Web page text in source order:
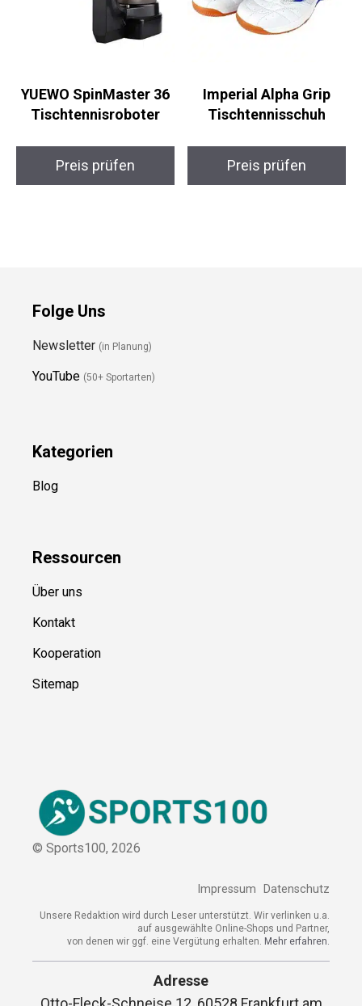
YUEWO SpinMaster 36
Tischtennisroboter
Preis prüfen
Imperial Alpha Grip
Tischtennisschuh
Preis prüfen
Folge Uns
Newsletter (in Planung)
YouTube (50+ Sportarten)
Kategorien
Blog
Ressourcen
Über uns
Kontakt
Kooperation
Sitemap
© Sports100, 2026
Impressum Datenschutz
Unsere Redaktion wird durch Leser unterstützt. Wir verlinken u.a.
auf ausgewählte Online-Shops und Partner,
von denen wir ggf. eine Vergütung erhalten. Mehr erfahren.
Adresse